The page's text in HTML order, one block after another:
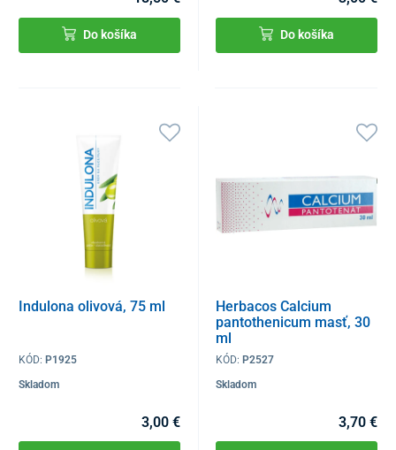
Do košíka Do košíka
Indulona olivová, 75 ml
KÓD: P1925
Skladom
3,00 €
Herbacos Calcium
pantothenicum masť, 30
ml
KÓD:P2527
Skladom
3,70 €